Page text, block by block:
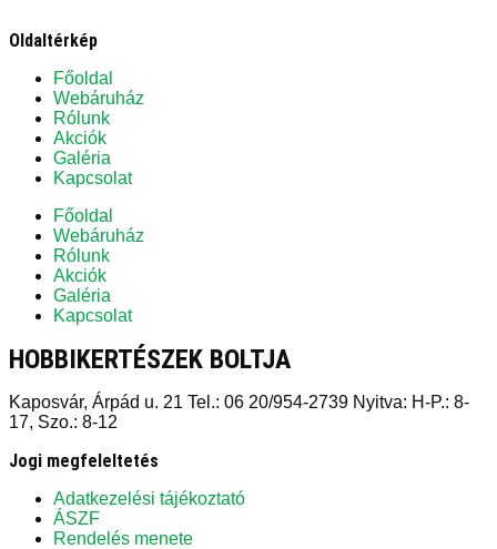
Oldaltérkép
Főoldal
Webáruház
Rólunk
Akciók
Galéria
Kapcsolat
Főoldal
Webáruház
Rólunk
Akciók
Galéria
Kapcsolat
HOBBIKERTÉSZEK BOLTJA
Kaposvár, Árpád u. 21 Tel.: 06 20/954-2739 Nyitva: H-P.: 8-
17, Szo.: 8-12
Jogi megfeleltetés
Adatkezelési tájékoztató
ÁSZF
Rendelés menete